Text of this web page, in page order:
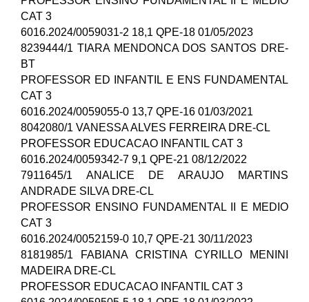
CAT 3
6016.2024/0059031-2 18,1 QPE-18 01/05/2023
8239444/1 TIARA MENDONCA DOS SANTOS DRE-
BT
PROFESSOR ED INFANTIL E ENS FUNDAMENTAL
CAT 3
6016.2024/0059055-0 13,7 QPE-16 01/03/2021
8042080/1 VANESSA ALVES FERREIRA DRE-CL
PROFESSOR EDUCACAO INFANTIL CAT 3
6016.2024/0059342-7 9,1 QPE-21 08/12/2022
7911645/1 ANALICE DE ARAUJO MARTINS
ANDRADE SILVA DRE-CL
PROFESSOR ENSINO FUNDAMENTAL II E MEDIO
CAT 3
6016.2024/0052159-0 10,7 QPE-21 30/11/2023
8181985/1 FABIANA CRISTINA CYRILLO MENINI
MADEIRA DRE-CL
PROFESSOR EDUCACAO INFANTIL CAT 3